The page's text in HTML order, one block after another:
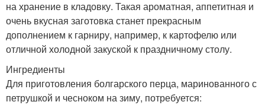
на хранение в кладовку. Такая ароматная, аппетитная и
очень вкусная заготовка станет прекрасным
дополнением к гарниру, например, к картофелю или
отличной холодной закуской к праздничному столу.
Ингредиенты
Для приготовления болгарского перца, маринованного с
петрушкой и чесноком на зиму, потребуется: